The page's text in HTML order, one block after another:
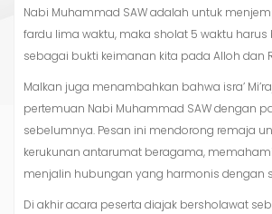
Nabi Muhammad SAW adalah untuk
fardu lima waktu, maka sholat 5 waktu
sebagai bukti keimanan kita pada Alloh dan
Malkan juga menambahkan bahwa isra’
pertemuan Nabi Muhammad SAW dengan
sebelumnya. Pesan ini mendorong remaja
kerukunan antarumat beragama,
menjalin hubungan yang harmonis dengan
Di akhir acara peserta diajak bersholawat